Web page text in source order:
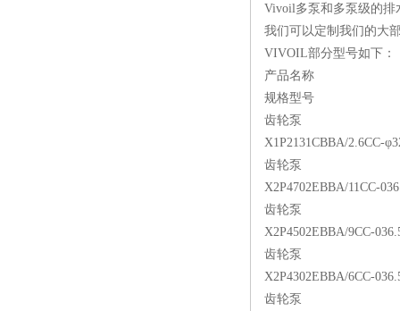
Vivoil多泵和多泵级的排
我们可以定制我们的大
VIVOIL部分型号如下：
产品名称
规格型号
齿轮泵
X1P2131CBBA/2.6CC-
齿轮泵
X2P4702EBBA/11CC-
齿轮泵
X2P4502EBBA/9CC-
齿轮泵
X2P4302EBBA/6CC-
齿轮泵